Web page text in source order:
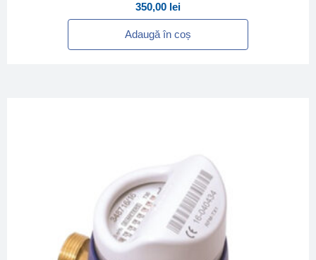
350,00 lei
Adaugă în coș